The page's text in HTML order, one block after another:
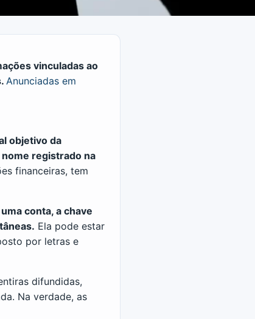
vinculadas ao
Anunciadas em
objetivo da
registrado na
financeiras, tem
conta, a chave
Ela pode estar
por letras e
difundidas,
Na verdade, as